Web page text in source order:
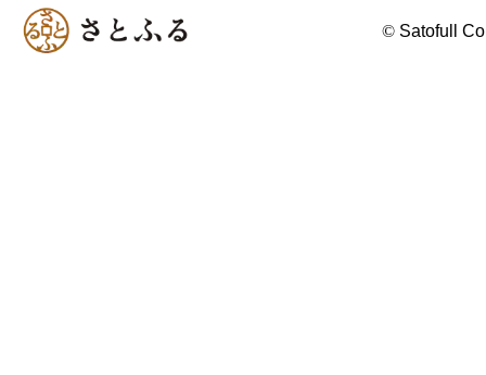
© Satofull